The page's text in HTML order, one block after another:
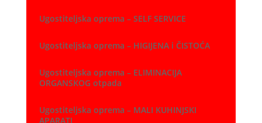
Ugostiteljska oprema – SELF SERVICE
Ugostiteljska oprema – HIGIJENA i ČISTOĆA
Ugostiteljska oprema – ELIMINACIJA
ORGANSKOG otpada
Ugostiteljska oprema – MALI KUHINJSKI
APARATI